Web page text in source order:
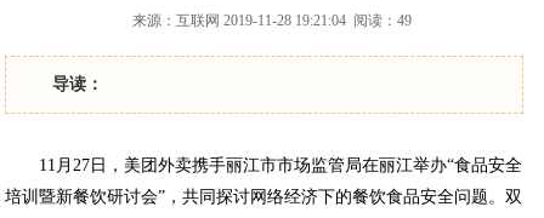
来源：互联网 2019-11-28 19:21:04 阅读：49
导读：
11月27 日，美团外卖携手丽江市市场监管局在丽江举办“食品安全
培训暨新餐饮研讨会”，共同探讨网络经济下的餐饮食品安全问题。双